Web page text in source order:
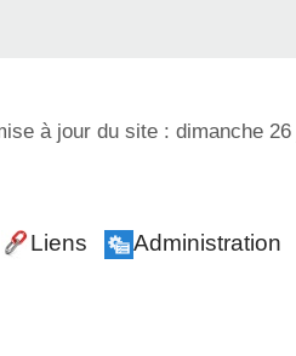
à jour du site : dimanche
Liens Administration